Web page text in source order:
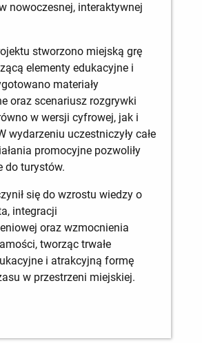
nowoczesnej, interaktywnej
stworzono miejską grę
elementy edukacyjne i
materiały
oraz scenariusz rozgrywki
w wersji cyfrowej, jak i
wydarzeniu uczestniczyły całe
promocyjne pozwoliły
do turystów.
się do wzrostu wiedzy o
integracji
oraz wzmocnienia
tworząc trwałe
i atrakcyjną formę
w przestrzeni miejskiej.